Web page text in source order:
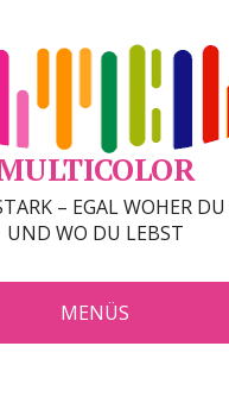
– EGAL WOHER
UND WO DU LEBST
MENÜS